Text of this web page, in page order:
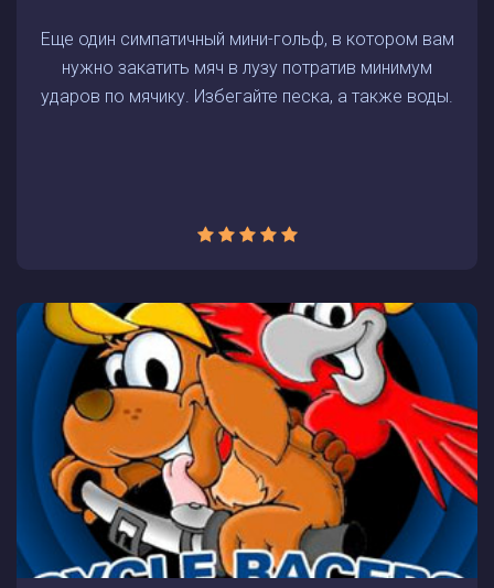
Еще один симпатичный мини-гольф, в котором вам
нужно закатить мяч в лузу потратив минимум
ударов по мячику. Избегайте песка, а также воды.